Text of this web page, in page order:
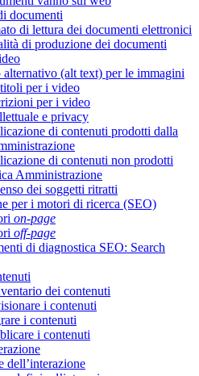
documenti
di lettura dei documenti elettronici
di produzione dei documenti
alternativo (alt text) per le immagini
per i video
per i video
e privacy
di contenuti prodotti dalla
di contenuti non prodotti
Amministrazione
dei soggetti ritratti
per i motori di ricerca (SEO)
on-page
off-page
di diagnostica SEO: Search
dei contenuti
i contenuti
i contenuti
i contenuti
dell’interazione